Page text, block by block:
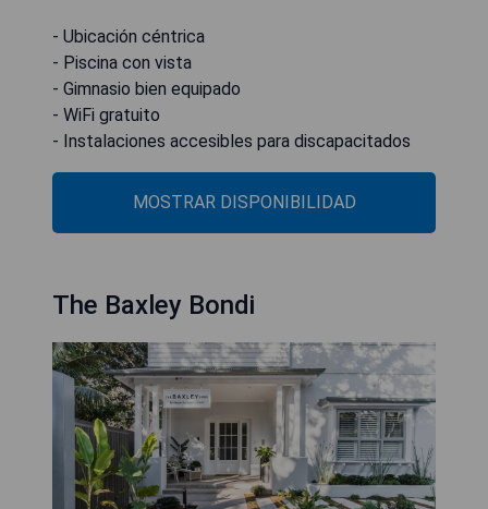
- Ubicación céntrica
- Piscina con vista
- Gimnasio bien equipado
- WiFi gratuito
- Instalaciones accesibles para discapacitados
MOSTRAR DISPONIBILIDAD
The Baxley Bondi